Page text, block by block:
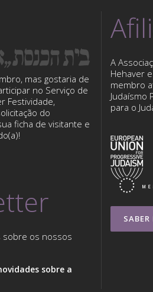
mas gostaria de
no Serviço de
Festividade,
do
ficha de visitante e
sobre os nossos
sobre a
A
Hehaver
membro
Judaísmo
para o